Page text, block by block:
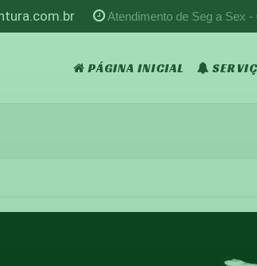
Atendimento de Seg a Sex
PÁGINA INICIAL